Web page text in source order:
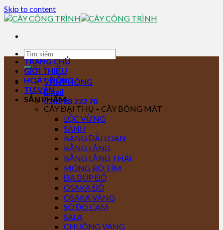
Skip to content
VĂN PHÒNG
Email
0283 88 222 70
TRANG CHỦ
GIỚI THIỆU
HOẠT ĐỘNG
TƯ VẤN
SẢN PHẨM
CÂY ĐẠI THỤ – CÂY BÓNG MÁT
LỘC VỪNG
SANH
BÀNG ĐÀI LOAN
BẰNG LĂNG
BẰNG LĂNG THÁI
MÓNG BÒ TÍM
ĐA BÚP ĐỎ
OSAKA ĐỎ
OSAKA VÀNG
SÒ ĐO CAM
SALA
CHUÔNG VÀNG